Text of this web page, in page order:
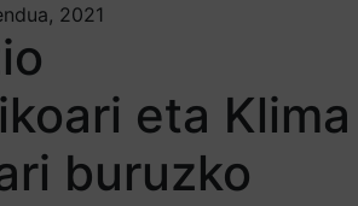
2021
eta Klima
buruzko